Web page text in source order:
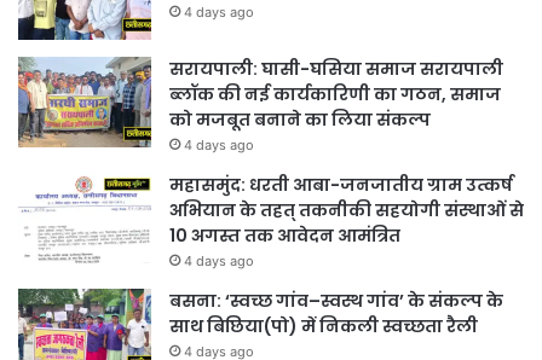
4 days ago
सरायपाली: घासी-घसिया समाज सरायपाली
ब्लॉक की नई कार्यकारिणी का गठन, समाज
को मजबूत बनाने का लिया संकल्प
4 days ago
महासमुंद: धरती आबा-जनजातीय ग्राम उत्कर्ष
अभियान के तहत् तकनीकी सहयोगी संस्थाओं से
10 अगस्त तक आवेदन आमंत्रित
4 days ago
बसना: ‘स्वच्छ गांव–स्वस्थ गांव’ के संकल्प के
साथ बिछिया(पो) में निकली स्वच्छता रैली
4 days ago